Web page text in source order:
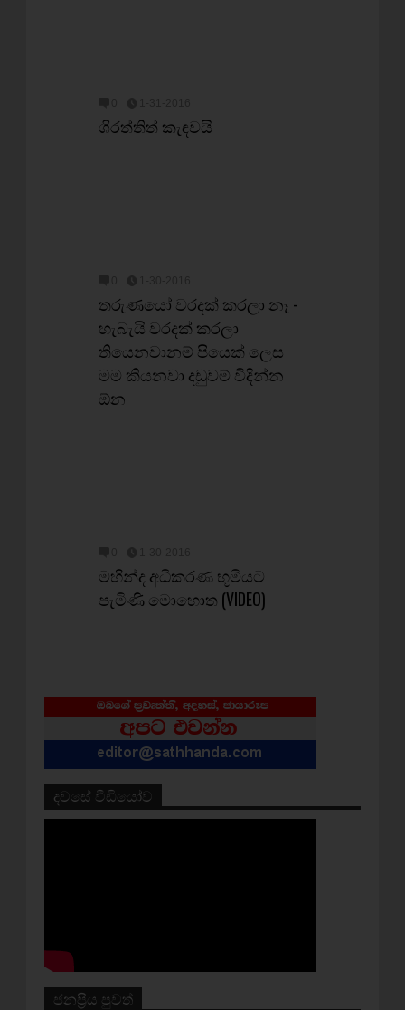
ශිරත්තිත් කැඳවයි
තරුණයෝ වරදක් කරලා නෑ -
හැබැයි වරදක් කරලා
තියෙනවානම් පියෙක් ලෙස
මම කියනවා දඩුවම් විදින්න
ඕන
මහින්ද අධිකරණ භූමියට
පැමිණි මොහොත (VIDEO)
දවසේ වීඩියෝව
ජනප්‍රිය පුවත්